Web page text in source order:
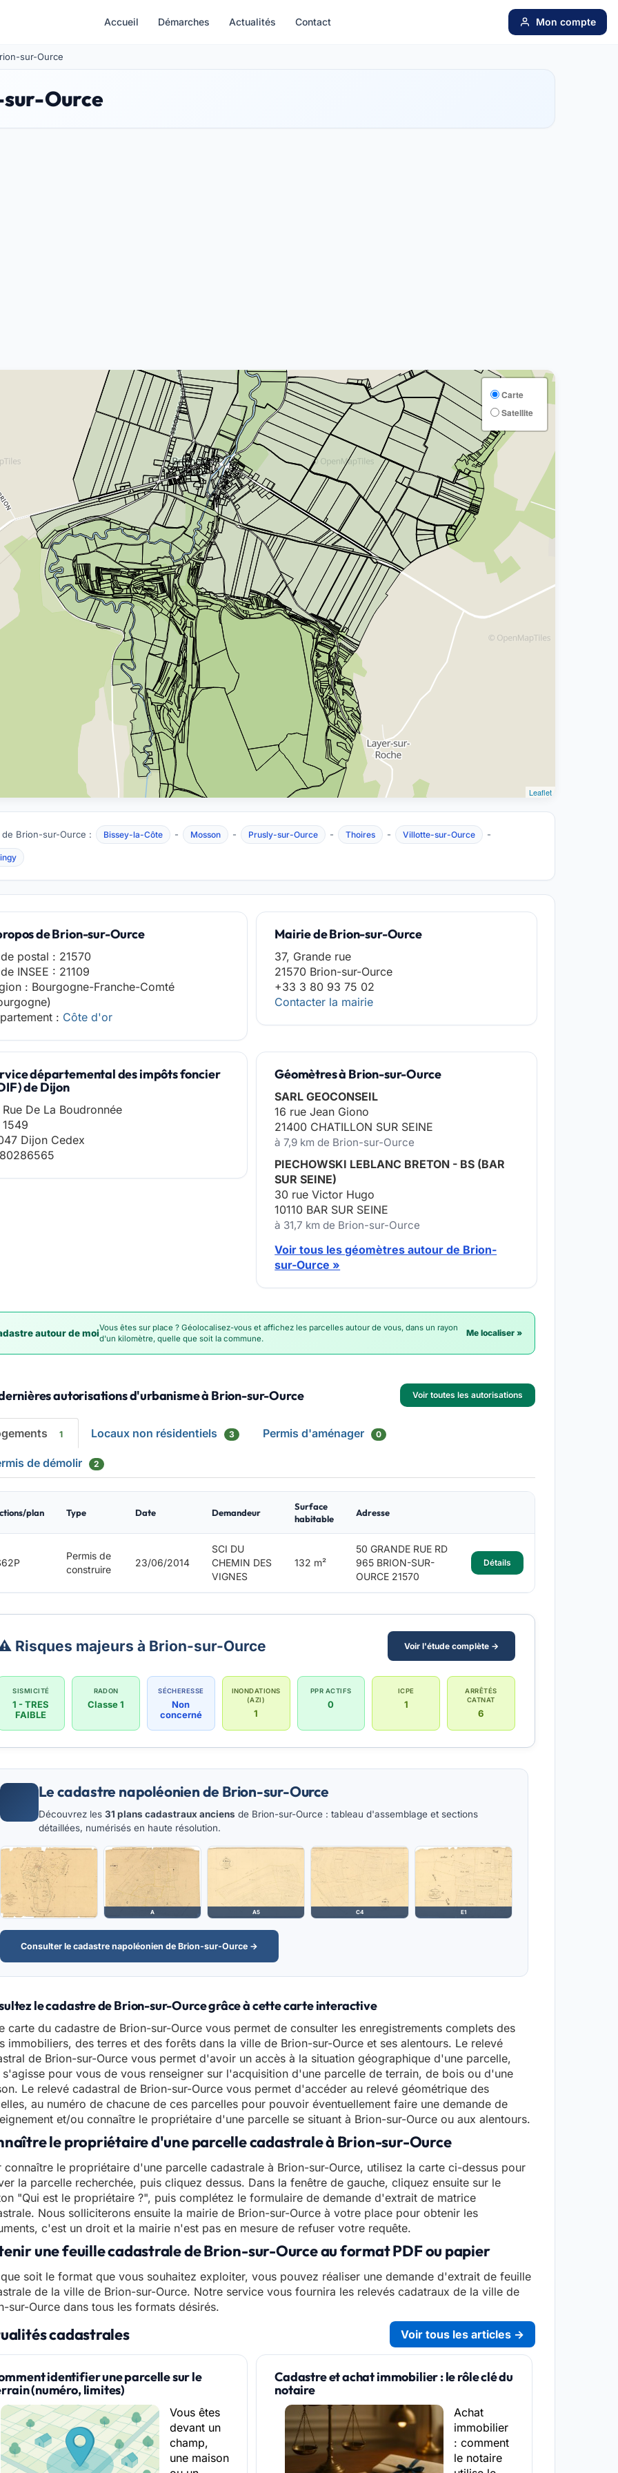
Accueil Démarches Actualités Contact Mon compte
sur-Ource
sur-Ource
Carte
Satellite
Leaflet
Brion-sur-Ource : Bissey-la-Côte - Mosson - Prusly-sur-Ource - Thoires - Villotte-sur-Ource -
de Brion-sur-Ource
postal : 21570
INSEE : 21109
: Bourgogne-Franche-Comté
: Côte d'or
Mairie de Brion-sur-Ource
37, Grande rue
21570 Brion-sur-Ource
+33 3 80 93 75 02
Contacter la mairie
départemental des impôts foncier
de Dijon
De La Boudronnée
Dijon Cedex
Géomètres à Brion-sur-Ource
SARL GEOCONSEIL
16 rue Jean Giono
21400 CHATILLON SUR SEINE
à 7,9 km de Brion-sur-Ource
PIECHOWSKI LEBLANC BRETON - BS (BAR
SUR SEINE)
30 rue Victor Hugo
10110 BAR SUR SEINE
à 31,7 km de Brion-sur-Ource
Voir tous les géomètres autour de Brion-
sur-Ource »
autour de moiVous êtes sur place ? Géolocalisez-vous et affichez les parcelles autour de vous, dans un rayon
d'un kilomètre, quelle que soit la commune.
Me localiser »
autorisations d'urbanisme à Brion-sur-Ource Voir toutes les autorisations
1 Locaux non résidentiels 3 Permis d'aménager 0
de démolir 2
plan Type Date Demandeur
Surface
habitable
Adresse
Permis de
construire
23/06/2014
SCI DU
CHEMIN DES
VIGNES
132 m²
50 GRANDE RUE RD
965 BRION-SUR-
OURCE 21570
Détails
Risques majeurs à Brion-sur-Ource Voir l'étude complète →
SISMICITÉ
1 - TRES
FAIBLE
RADON
Classe 1
SÉCHERESSE
Non
concerné
INONDATIONS
(AZI)
1
PPR ACTIFS
0
ICPE
1
ARRÊTÉS
CATNAT
6
Le cadastre napoléonien de Brion-sur-Ource
Découvrez les 31 plans cadastraux anciens de Brion-sur-Ource : tableau d'assemblage et sections
détaillées, numérisés en haute résolution.
A A5 C4 E1
Consulter le cadastre napoléonien de Brion-sur-Ource →
le cadastre de Brion-sur-Ource grâce à cette carte interactive
carte du cadastre de Brion-sur-Ource vous permet de consulter les enregistrements complets des
immobiliers, des terres et des forêts dans la ville de Brion-sur-Ource et ses alentours. Le relevé
de Brion-sur-Ource vous permet d'avoir un accès à la situation géographique d'une parcelle,
pour vous de vous renseigner sur l'acquisition d'une parcelle de terrain, de bois ou d'une
Le relevé cadastral de Brion-sur-Ource vous permet d'accéder au relevé géométrique des
au numéro de chacune de ces parcelles pour pouvoir éventuellement faire une demande de
et/ou connaître le propriétaire d'une parcelle se situant à Brion-sur-Ource ou aux alentours.
le propriétaire d'une parcelle cadastrale à Brion-sur-Ource
connaître le propriétaire d'une parcelle cadastrale à Brion-sur-Ource, utilisez la carte ci-dessus pour
la parcelle recherchée, puis cliquez dessus. Dans la fenêtre de gauche, cliquez ensuite sur le
"Qui est le propriétaire ?", puis complétez le formulaire de demande d'extrait de matrice
Nous solliciterons ensuite la mairie de Brion-sur-Ource à votre place pour obtenir les
c'est un droit et la mairie n'est pas en mesure de refuser votre requête.
une feuille cadastrale de Brion-sur-Ource au format PDF ou papier
soit le format que vous souhaitez exploiter, vous pouvez réaliser une demande d'extrait de feuille
de la ville de Brion-sur-Ource. Notre service vous fournira les relevés cadatraux de la ville de
sur-Ource dans tous les formats désirés.
cadastrales Voir tous les articles →
identifier une parcelle sur le
(numéro, limites)
Vous êtes
devant un
champ,
une maison
Cadastre et achat immobilier : le rôle clé du
notaire
Achat
immobilier
: comment
le notaire